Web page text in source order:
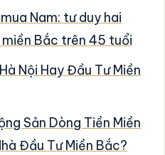
Nam: tư duy hai
Bắc trên 45 tuổi
Nội Hay Đầu Tư Miền
Sản Dòng Tiền Miền
Đầu Tư Miền Bắc?